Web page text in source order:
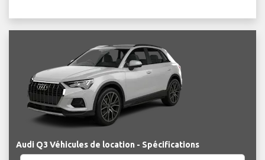
Audi Q3 Véhicules de location - Spécifications